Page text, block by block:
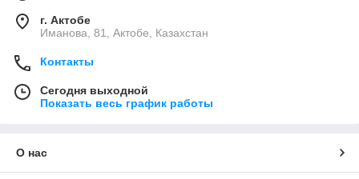
г. Актобе
Иманова, 81, Актобе, Казахстан
Контакты
Сегодня выходной
Показать весь график работы
О нас